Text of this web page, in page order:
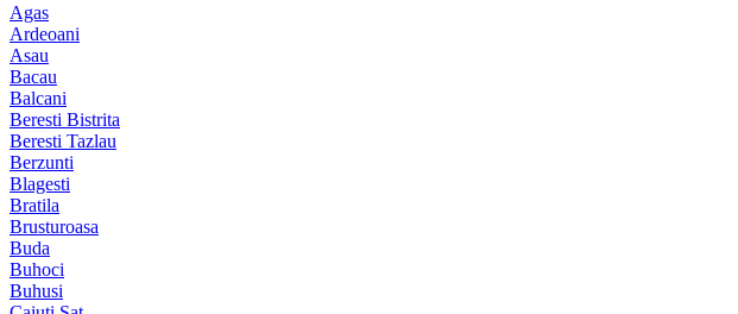
Agas
Ardeoani
Asau
Bacau
Balcani
Beresti Bistrita
Beresti Tazlau
Berzunti
Blagesti
Bratila
Brusturoasa
Buda
Buhoci
Buhusi